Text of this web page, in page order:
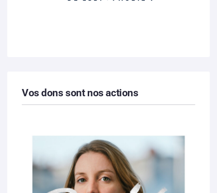
Vos dons sont nos actions